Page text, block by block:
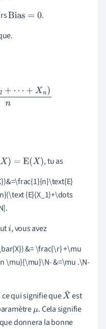
Bias= 0
.
+ ⋯ + X n n
)=E( X)
, tu as
{E}(X_1)+\dots
i, vous avez
&= \frac{\r} +\mu
\mu}{\mu}\N- &=\mu .\N-
ce qui signifie queX
¯
est
μ. Cela signifie
donnera la bonne